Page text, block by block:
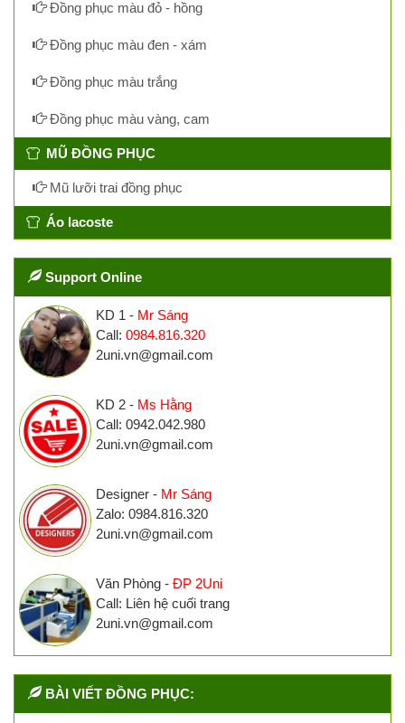
Đồng phục màu đỏ - hồng
Đồng phục màu đen - xám
Đồng phục màu trắng
Đồng phục màu vàng, cam
MŨ ĐỒNG PHỤC
Mũ lưỡi trai đồng phục
Áo lacoste
Support Online
KD 1 - Mr Sáng
Call: 0984.816.320
2uni.vn@gmail.com
KD 2 - Ms Hằng
Call: 0942.042.980
2uni.vn@gmail.com
Designer - Mr Sáng
Zalo: 0984.816.320
2uni.vn@gmail.com
Văn Phòng - ĐP 2Uni
Call: Liên hệ cuối trang
2uni.vn@gmail.com
BÀI VIẾT ĐỒNG PHỤC: